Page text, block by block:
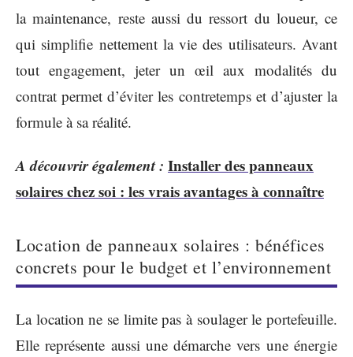
la maintenance, reste aussi du ressort du loueur, ce
qui simplifie nettement la vie des utilisateurs. Avant
tout engagement, jeter un œil aux modalités du
contrat permet d’éviter les contretemps et d’ajuster la
formule à sa réalité.
A découvrir également : Installer des panneaux
solaires chez soi : les vrais avantages à connaître
Location de panneaux solaires : bénéfices
concrets pour le budget et l’environnement
La location ne se limite pas à soulager le portefeuille.
Elle représente aussi une démarche vers une énergie